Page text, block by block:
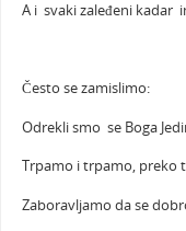
A i svaki zaleđeni kadar
Često se zamislimo:
Odrekli smo se Boga
Trpamo i trpamo, preko
Zaboravljamo da se